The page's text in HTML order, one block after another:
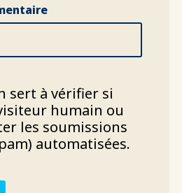
sert à vérifier si
humain ou
les soumissions
automatisées.